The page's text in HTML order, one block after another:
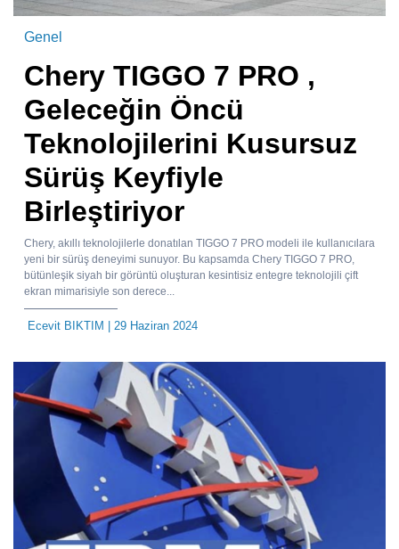
Genel
Chery TIGGO 7 PRO ,
Geleceğin Öncü
Teknolojilerini Kusursuz
Sürüş Keyfiyle
Birleştiriyor
Chery, akıllı teknolojilerle donatılan TIGGO 7 PRO modeli ile kullanıcılara
yeni bir sürüş deneyimi sunuyor. Bu kapsamda Chery TIGGO 7 PRO,
bütünleşik siyah bir görüntü oluşturan kesintisiz entegre teknolojili çift
ekran mimarisiyle son derece...
Ecevit BIKTIM | 29 Haziran 2024